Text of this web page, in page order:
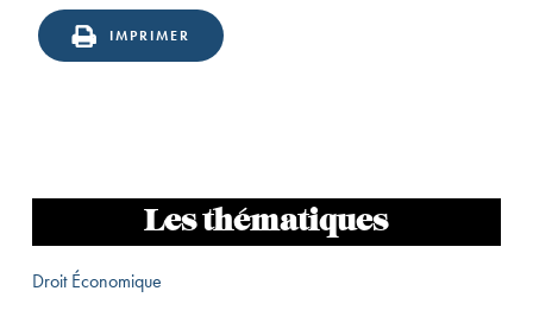
IMPRIMER
Les thématiques
Droit Économique